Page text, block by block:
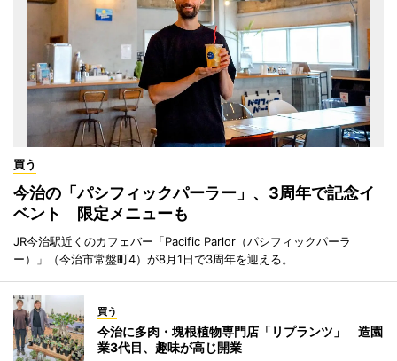
買う
今治の「パシフィックパーラー」、3周年で記念イ
ベント 限定メニューも
JR今治駅近くのカフェバー「Pacific Parlor（パシフィックパーラ
ー）」（今治市常盤町4）が8月1日で3周年を迎える。
買う
今治に多肉・塊根植物専門店「リプランツ」 造園
業3代目、趣味が高じ開業